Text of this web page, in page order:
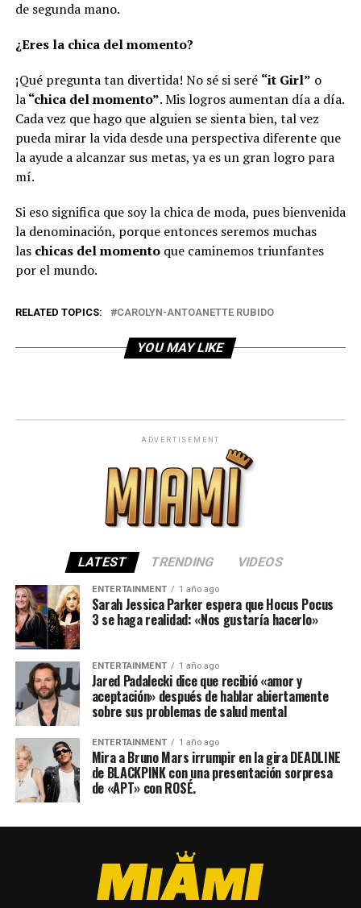
de segunda mano.
¿Eres la chica del momento?
¡Qué pregunta tan divertida! No sé si seré “it Girl” o
la“chica del momento”. Mis logros aumentan día a día.
Cada vez que hago que alguien se sienta bien, tal vez
pueda mirar la vida desde una perspectiva diferente que
la ayude a alcanzar sus metas, ya es un gran logro para
mí.
Si eso significa que soy la chica de moda, pues bienvenida
la denominación, porque entonces seremos muchas
las chicas del momentoque caminemos triunfantes
por el mundo.
RELATED TOPICS: CAROLYN-ANTOANETTE RUBIDO
YOU MAY LIKE
ADVERTISEMENT
LATEST TRENDING VIDEOS
ENTERTAINMENT 1 año ago
Sarah Jessica Parker espera que Hocus Pocus
3 se haga realidad: «Nos gustaría hacerlo»
ENTERTAINMENT 1 año ago
Jared Padalecki dice que recibió «amor y
aceptación» después de hablar abiertamente
sobre sus problemas de salud mental
ENTERTAINMENT 1 año ago
Mira a Bruno Mars irrumpir en la gira DEADLINE
de BLACKPINK con una presentación sorpresa
de «APT» con ROSÉ.